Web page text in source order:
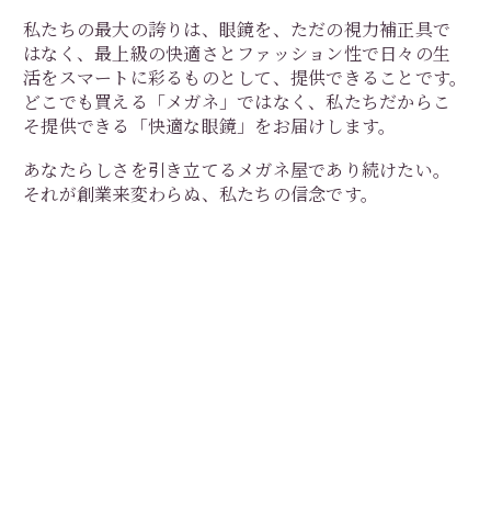
私たちの最大の誇りは、眼鏡を、ただの視力補正具で
はなく、最上級の快適さとファッション性で日々の生
活をスマートに彩るものとして、提供できることです。
どこでも買える「メガネ」ではなく、私たちだからこ
そ提供できる「快適な眼鏡」をお届けします。
あなたらしさを引き立てるメガネ屋であり続けたい。
それが創業来変わらぬ、私たちの信念です。